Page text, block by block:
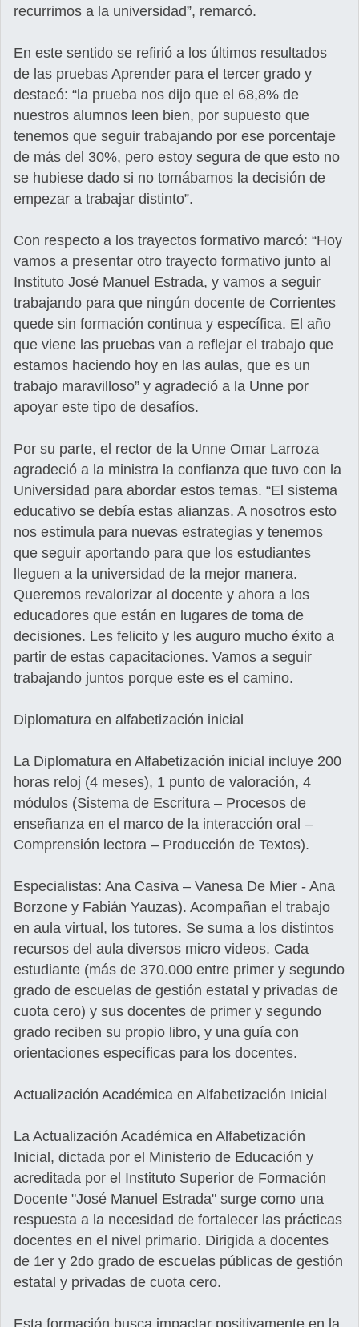
recurrimos a la universidad”, remarcó.
En este sentido se refirió a los últimos resultados
de las pruebas Aprender para el tercer grado y
destacó: “la prueba nos dijo que el 68,8% de
nuestros alumnos leen bien, por supuesto que
tenemos que seguir trabajando por ese porcentaje
de más del 30%, pero estoy segura de que esto no
se hubiese dado si no tomábamos la decisión de
empezar a trabajar distinto”.
Con respecto a los trayectos formativo marcó: “Hoy
vamos a presentar otro trayecto formativo junto al
Instituto José Manuel Estrada, y vamos a seguir
trabajando para que ningún docente de Corrientes
quede sin formación continua y específica. El año
que viene las pruebas van a reflejar el trabajo que
estamos haciendo hoy en las aulas, que es un
trabajo maravilloso” y agradeció a la Unne por
apoyar este tipo de desafíos.
Por su parte, el rector de la Unne Omar Larroza
agradeció a la ministra la confianza que tuvo con la
Universidad para abordar estos temas. “El sistema
educativo se debía estas alianzas. A nosotros esto
nos estimula para nuevas estrategias y tenemos
que seguir aportando para que los estudiantes
lleguen a la universidad de la mejor manera.
Queremos revalorizar al docente y ahora a los
educadores que están en lugares de toma de
decisiones. Les felicito y les auguro mucho éxito a
partir de estas capacitaciones. Vamos a seguir
trabajando juntos porque este es el camino.
Diplomatura en alfabetización inicial
La Diplomatura en Alfabetización inicial incluye 200
horas reloj (4 meses), 1 punto de valoración, 4
módulos (Sistema de Escritura – Procesos de
enseñanza en el marco de la interacción oral –
Comprensión lectora – Producción de Textos).
Especialistas: Ana Casiva – Vanesa De Mier - Ana
Borzone y Fabián Yauzas). Acompañan el trabajo
en aula virtual, los tutores. Se suma a los distintos
recursos del aula diversos micro videos. Cada
estudiante (más de 370.000 entre primer y segundo
grado de escuelas de gestión estatal y privadas de
cuota cero) y sus docentes de primer y segundo
grado reciben su propio libro, y una guía con
orientaciones específicas para los docentes.
Actualización Académica en Alfabetización Inicial
La Actualización Académica en Alfabetización
Inicial, dictada por el Ministerio de Educación y
acreditada por el Instituto Superior de Formación
Docente "José Manuel Estrada" surge como una
respuesta a la necesidad de fortalecer las prácticas
docentes en el nivel primario. Dirigida a docentes
de 1er y 2do grado de escuelas públicas de gestión
estatal y privadas de cuota cero.